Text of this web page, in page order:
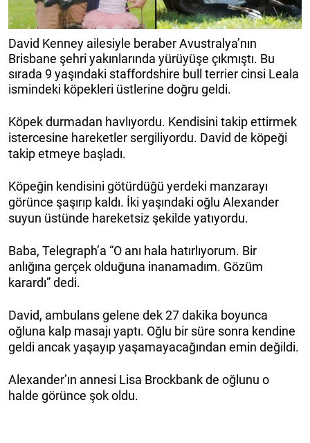
David Kenney ailesiyle beraber Avustralya’nın
Brisbane şehri yakınlarında yürüyüşe çıkmıştı. Bu
sırada 9 yaşındaki staffordshire bull terrier cinsi Leala
ismindeki köpekleri üstlerine doğru geldi.
Köpek durmadan havlıyordu. Kendisini takip ettirmek
istercesine hareketler sergiliyordu. David de köpeği
takip etmeye başladı.
Köpeğin kendisini götürdüğü yerdeki manzarayı
görünce şaşırıp kaldı. İki yaşındaki oğlu Alexander
suyun üstünde hareketsiz şekilde yatıyordu.
Baba, Telegraph’a “O anı hala hatırlıyorum. Bir
anlığına gerçek olduğuna inanamadım. Gözüm
karardı” dedi.
David, ambulans gelene dek 27 dakika boyunca
oğluna kalp masajı yaptı. Oğlu bir süre sonra kendine
geldi ancak yaşayıp yaşamayacağından emin değildi.
Alexander’ın annesi Lisa Brockbank de oğlunu o
halde görünce şok oldu.